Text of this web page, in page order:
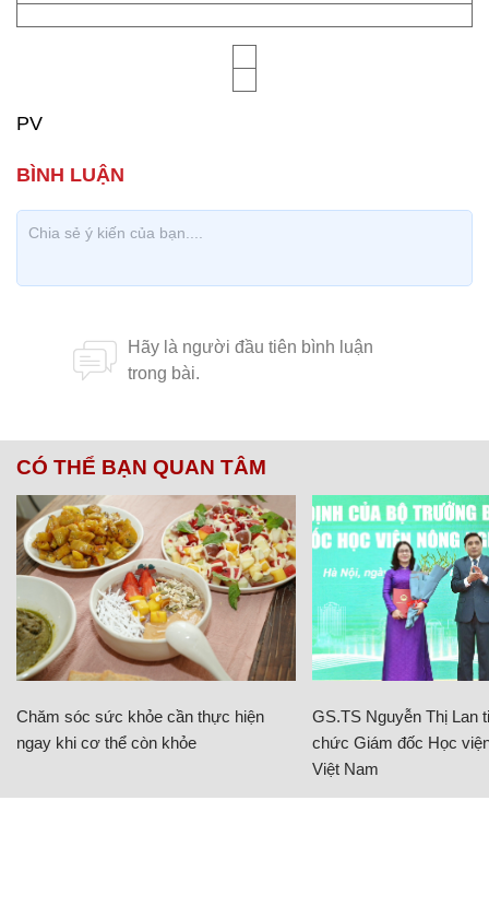
PV
CÓ THỂ BẠN QUAN TÂM
Chăm sóc sức khỏe cần thực hiện
ngay khi cơ thể còn khỏe
GS.TS Nguyễn Thị Lan
chức Giám đốc Học
Việt Nam